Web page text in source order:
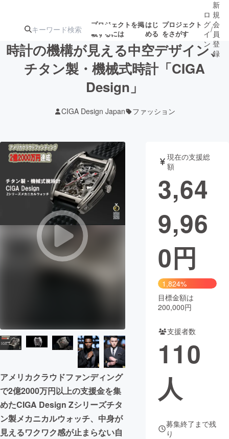
プロジェクトを掲
載するには
はじ
める
プロジェクト
をさがす
注目の新着プロ募集終了が近いプ
テクノロジー・ガジェット
映像・映画 書籍・雑誌
ビジネス・起業 チャレンジ
まちづくり・地域活性化
CAMPFIRE for Social Good
CAMPFIRE Creation
コミュニティ
ロ
グ
イ
ン
/
新
規
会
員
登
録
時計の機構が見える中空デザイン、
チタン製・機械式時計「CIGA
Design」
CIGA Design Japan ファッション
アメリカクラウドファンディング
で2億2000万円以上の支援金を集
めたCIGA Design Zシリーズチタ
ン製メカニカルウォッチ、中身が
見えるワクワク感が止まらない自
現在の支援総
額
3,64
9,96
0円
1,824%
目標金額は
200,000円
支援者数
110
人
募集終了まで残
り